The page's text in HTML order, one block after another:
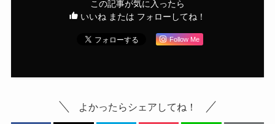
この記事が気に入ったら
いいね または フォローしてね！
Follow Me
よかったらシェアしてね！